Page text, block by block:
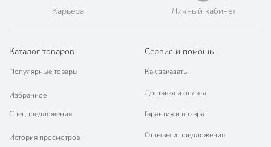
Карьера Личный кабинет
Каталог товаров
Популярные товары
Избранное
Спецпредложения
История просмотров
Сервис и помощь
Как заказать
Доставка и оплата
Гарантия и возврат
Отзывы и предложения